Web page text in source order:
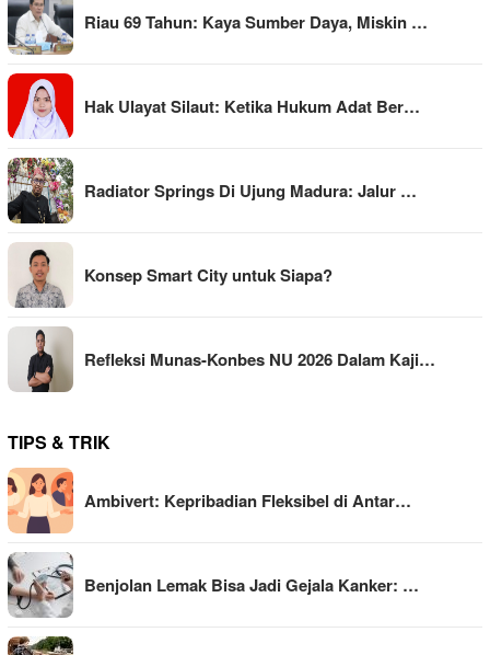
Riau 69 Tahun: Kaya Sumber Daya, Miskin …
Hak Ulayat Silaut: Ketika Hukum Adat Ber…
Radiator Springs Di Ujung Madura: Jalur …
Konsep Smart City untuk Siapa?
Refleksi Munas-Konbes NU 2026 Dalam Kaji…
TIPS & TRIK
Ambivert: Kepribadian Fleksibel di Antar…
Benjolan Lemak Bisa Jadi Gejala Kanker: …